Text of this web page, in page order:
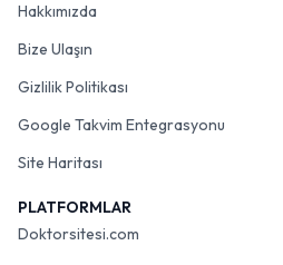
Hakkımızda
Bize Ulaşın
Gizlilik Politikası
Google Takvim Entegrasyonu
Site Haritası
PLATFORMLAR
Doktorsitesi.com